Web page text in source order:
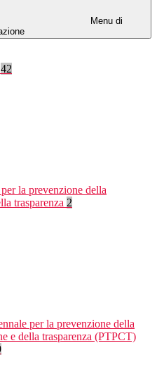
Menu di
42
la prevenzione della
trasparenza 2
per la prevenzione della
e della trasparenza (PTPCT)